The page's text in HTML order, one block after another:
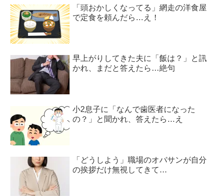
「頭おかしくなってる」網走の洋食屋
で定食を頼んだら…え！
早上がりしてきた夫に「飯は？」と訊
かれ、まだと答えたら…絶句
小2息子に「なんで歯医者になった
の？」と聞かれ、答えたら…え
「どうしよう」職場のオバサンが自分
の挨拶だけ無視してきて…